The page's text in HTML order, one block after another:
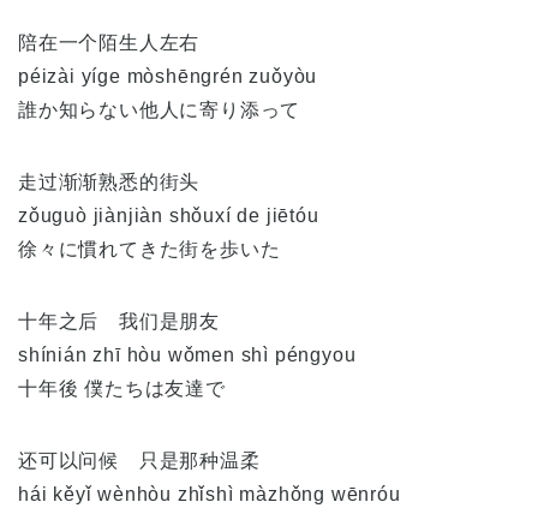
陪在一个陌生人左右
péizài yíge mòshēngrén zuǒyòu
誰か知らない他人に寄り添って
走过渐渐熟悉的街头
zǒuguò jiànjiàn shǒuxí de jiētóu
徐々に慣れてきた街を歩いた
十年之后 我们是朋友
shínián zhī hòu wǒmen shì péngyou
十年後 僕たちは友達で
还可以问候 只是那种温柔
hái kěyǐ wènhòu zhǐshì màzhǒng wēnróu